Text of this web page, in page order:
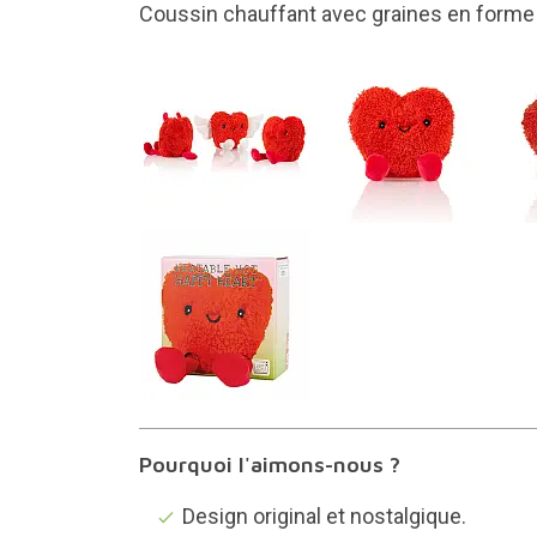
Coeur classique
Pourquoi l'aimons-nous ?
Design original et nostalgique.